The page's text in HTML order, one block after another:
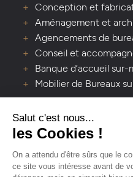
Conception et
Aménagement et
Agencements de
Conseil et
Banque d’accueil sur-
Mobilier de Bureaux
VOUS AVEZ
Lavaleur - Artisan
Depuis 1978, Lavaleur